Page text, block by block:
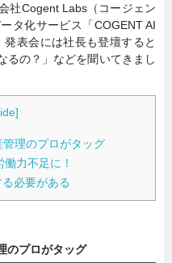
社Cogent Labs（コージェン
タ化サービス「COGENT AI
表会には社長も登壇すると
るの？」などを聞いてきまし
]
理のプロがタッグ
力不足に！
必要がある
のプロがタッグ